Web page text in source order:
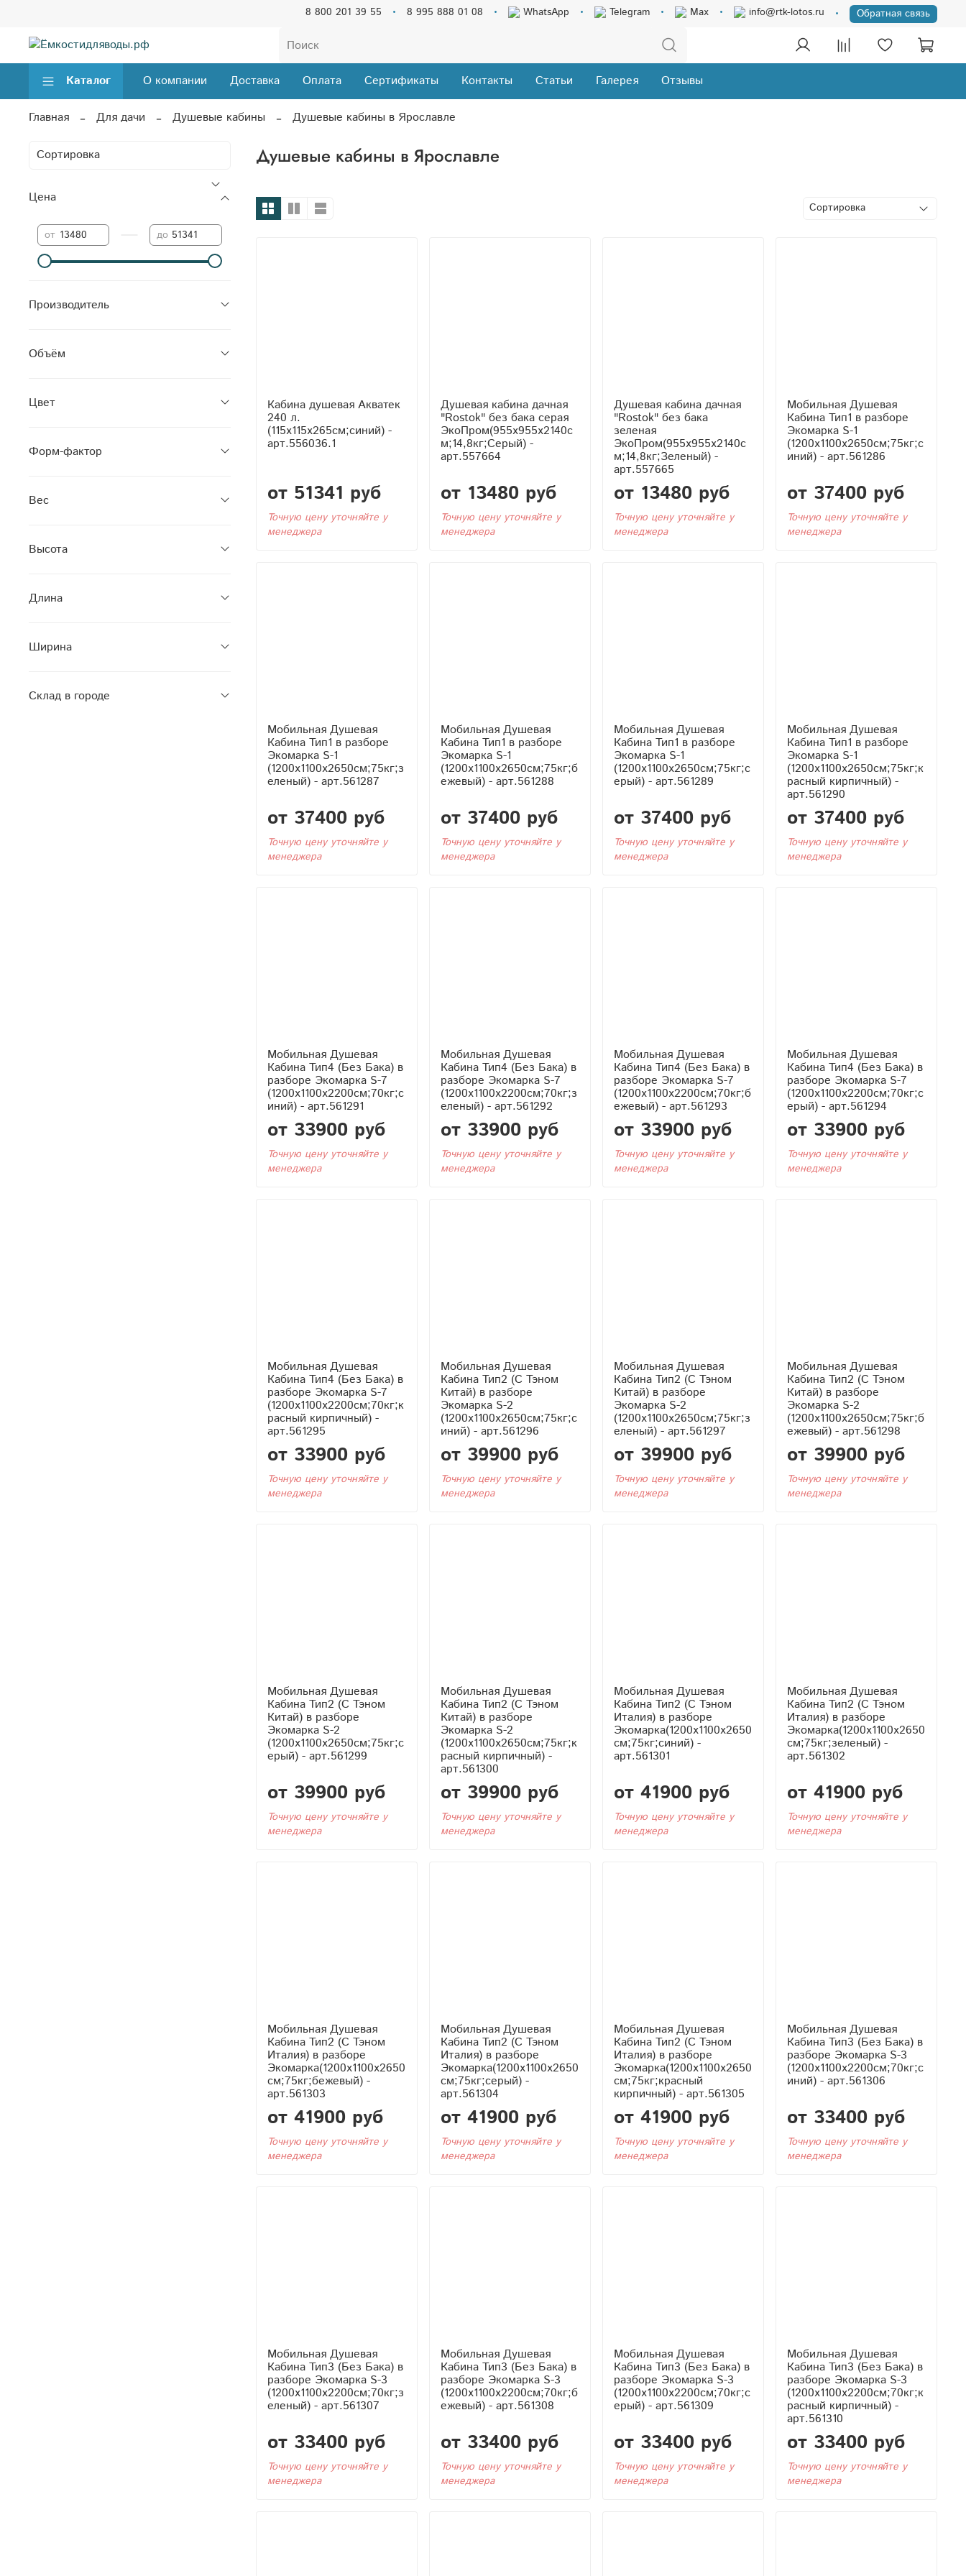
8 800 201 39 55 8 995 888 01 08 WhatsApp Telegram Max info@rtk-lotos.ru Обратная связь
Каталог О компании Доставка Оплата Сертификаты Контакты Статьи Галерея Отзывы
Главная Для дачи Душевые кабины Душевые кабины в Ярославле
Душевые кабины в Ярославле
Кабина душевая Акватек
240 л.
(115x115x265см;синий) -
арт.556036.1
от 51341 руб
Точную цену уточняйте у
менеджера
Душевая кабина дачная
"Rostok" без бака серая
ЭкоПром(955x955x2140с
м;14,8кг;Серый) -
арт.557664
от 13480 руб
Точную цену уточняйте у
менеджера
Душевая кабина дачная
"Rostok" без бака
зеленая
ЭкоПром(955x955x2140с
м;14,8кг;Зеленый) -
арт.557665
от 13480 руб
Точную цену уточняйте у
менеджера
Мобильная Душевая
Кабина Тип1 в разборе
Экомарка S-1
(1200x1100x2650см;75кг;с
иний) - арт.561286
от 37400 руб
Точную цену уточняйте у
менеджера
Мобильная Душевая
Кабина Тип1 в разборе
Экомарка S-1
(1200x1100x2650см;75кг;з
еленый) - арт.561287
от 37400 руб
Точную цену уточняйте у
менеджера
Мобильная Душевая
Кабина Тип1 в разборе
Экомарка S-1
(1200x1100x2650см;75кг;б
ежевый) - арт.561288
от 37400 руб
Точную цену уточняйте у
менеджера
Мобильная Душевая
Кабина Тип1 в разборе
Экомарка S-1
(1200x1100x2650см;75кг;с
ерый) - арт.561289
от 37400 руб
Точную цену уточняйте у
менеджера
Мобильная Душевая
Кабина Тип1 в разборе
Экомарка S-1
(1200x1100x2650см;75кг;к
расный кирпичный) -
арт.561290
от 37400 руб
Точную цену уточняйте у
менеджера
Мобильная Душевая
Кабина Тип4 (Без Бака) в
разборе Экомарка S-7
(1200x1100x2200см;70кг;с
иний) - арт.561291
от 33900 руб
Точную цену уточняйте у
менеджера
Мобильная Душевая
Кабина Тип4 (Без Бака) в
разборе Экомарка S-7
(1200x1100x2200см;70кг;з
еленый) - арт.561292
от 33900 руб
Точную цену уточняйте у
менеджера
Мобильная Душевая
Кабина Тип4 (Без Бака) в
разборе Экомарка S-7
(1200x1100x2200см;70кг;б
ежевый) - арт.561293
от 33900 руб
Точную цену уточняйте у
менеджера
Мобильная Душевая
Кабина Тип4 (Без Бака) в
разборе Экомарка S-7
(1200x1100x2200см;70кг;с
ерый) - арт.561294
от 33900 руб
Точную цену уточняйте у
менеджера
Мобильная Душевая
Кабина Тип4 (Без Бака) в
разборе Экомарка S-7
(1200x1100x2200см;70кг;к
расный кирпичный) -
арт.561295
от 33900 руб
Точную цену уточняйте у
менеджера
Мобильная Душевая
Кабина Тип2 (С Тэном
Китай) в разборе
Экомарка S-2
(1200x1100x2650см;75кг;с
иний) - арт.561296
от 39900 руб
Точную цену уточняйте у
менеджера
Мобильная Душевая
Кабина Тип2 (С Тэном
Китай) в разборе
Экомарка S-2
(1200x1100x2650см;75кг;з
еленый) - арт.561297
от 39900 руб
Точную цену уточняйте у
менеджера
Мобильная Душевая
Кабина Тип2 (С Тэном
Китай) в разборе
Экомарка S-2
(1200x1100x2650см;75кг;б
ежевый) - арт.561298
от 39900 руб
Точную цену уточняйте у
менеджера
Мобильная Душевая
Кабина Тип2 (С Тэном
Китай) в разборе
Экомарка S-2
(1200x1100x2650см;75кг;с
ерый) - арт.561299
от 39900 руб
Точную цену уточняйте у
менеджера
Мобильная Душевая
Кабина Тип2 (С Тэном
Китай) в разборе
Экомарка S-2
(1200x1100x2650см;75кг;к
расный кирпичный) -
арт.561300
от 39900 руб
Точную цену уточняйте у
менеджера
Мобильная Душевая
Кабина Тип2 (С Тэном
Италия) в разборе
Экомарка(1200x1100x2650
см;75кг;синий) -
арт.561301
от 41900 руб
Точную цену уточняйте у
менеджера
Мобильная Душевая
Кабина Тип2 (С Тэном
Италия) в разборе
Экомарка(1200x1100x2650
см;75кг;зеленый) -
арт.561302
от 41900 руб
Точную цену уточняйте у
менеджера
Мобильная Душевая
Кабина Тип2 (С Тэном
Италия) в разборе
Экомарка(1200x1100x2650
см;75кг;бежевый) -
арт.561303
от 41900 руб
Точную цену уточняйте у
менеджера
Мобильная Душевая
Кабина Тип2 (С Тэном
Италия) в разборе
Экомарка(1200x1100x2650
см;75кг;серый) -
арт.561304
от 41900 руб
Точную цену уточняйте у
менеджера
Мобильная Душевая
Кабина Тип2 (С Тэном
Италия) в разборе
Экомарка(1200x1100x2650
см;75кг;красный
кирпичный) - арт.561305
от 41900 руб
Точную цену уточняйте у
менеджера
Мобильная Душевая
Кабина Тип3 (Без Бака) в
разборе Экомарка S-3
(1200x1100x2200см;70кг;с
иний) - арт.561306
от 33400 руб
Точную цену уточняйте у
менеджера
Мобильная Душевая
Кабина Тип3 (Без Бака) в
разборе Экомарка S-3
(1200x1100x2200см;70кг;з
еленый) - арт.561307
от 33400 руб
Точную цену уточняйте у
менеджера
Мобильная Душевая
Кабина Тип3 (Без Бака) в
разборе Экомарка S-3
(1200x1100x2200см;70кг;б
ежевый) - арт.561308
от 33400 руб
Точную цену уточняйте у
менеджера
Мобильная Душевая
Кабина Тип3 (Без Бака) в
разборе Экомарка S-3
(1200x1100x2200см;70кг;с
ерый) - арт.561309
от 33400 руб
Точную цену уточняйте у
менеджера
Мобильная Душевая
Кабина Тип3 (Без Бака) в
разборе Экомарка S-3
(1200x1100x2200см;70кг;к
расный кирпичный) -
арт.561310
от 33400 руб
Точную цену уточняйте у
менеджера
Цена
от до
Производитель
Объём
Цвет
Форм-фактор
Вес
Высота
Длина
Ширина
Склад в городе